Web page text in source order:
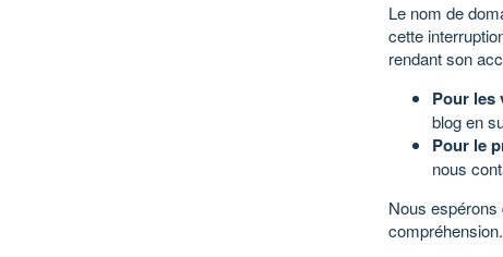
Le nom de
cette
rendant son
Pour les
blog en
Pour le
nous
Nous
compréhension.